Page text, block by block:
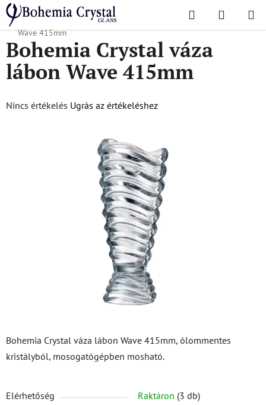
Ugrás
fő
tartalomhoz
Keresés KOSÁR
Kezdőlap
/ Népszerű kollekciók / Hullám
Bohemia Crystal váza lábon
Wave 415mm
Bohemia Crystal váza lábon Wave 415mm, ólommentes
kristályból, mosogatógépben mosható.
Elérhetőség Raktáron (3 db)
Bohemia Crystal váza
lábon Wave 415mm
A
Nincs értékelés Ugrás az értékeléshez